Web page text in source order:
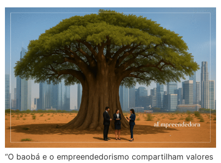
“O baobá e o empreendedorismo compartilham valores